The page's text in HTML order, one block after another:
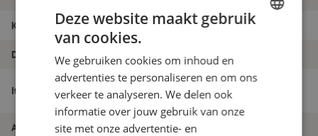
Kleur Geel + Grijs
Diameter 40 mm
Itemnaam
Mof Inline, sealing set per poort, 40mm,
Matrix 2
Artikelnummer M00000973
Deze website maakt gebruik
van cookies.
We gebruiken cookies om inhoud en
advertenties te personaliseren en om ons
verkeer te analyseren. We delen ook
informatie over jouw gebruik van onze
site met onze advertentie- en